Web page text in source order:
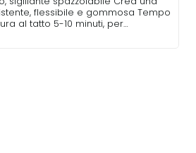
flessibile e gommosa Tempo
al tatto 5-10 minuti, per…